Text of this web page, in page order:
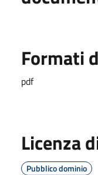
Formati
pdf
Licenza
Pubblico dominio